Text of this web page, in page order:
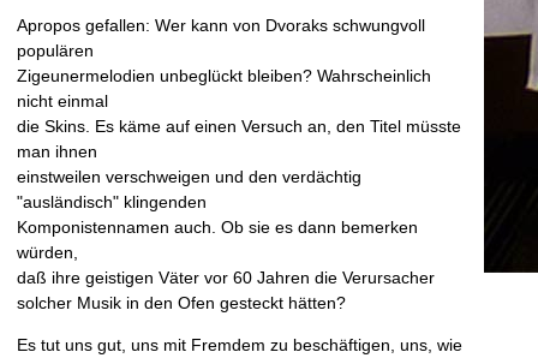
Apropos gefallen: Wer kann von Dvoraks schwungvoll
populären
Zigeunermelodien unbeglückt bleiben? Wahrscheinlich
nicht einmal
die Skins. Es käme auf einen Versuch an, den Titel müsste
man ihnen
einstweilen verschweigen und den verdächtig
"ausländisch" klingenden
Komponistennamen auch. Ob sie es dann bemerken
würden,
daß ihre geistigen Väter vor 60 Jahren die Verursacher
solcher Musik in den Ofen gesteckt hätten?
Es tut uns gut, uns mit Fremdem zu beschäftigen, uns, wie